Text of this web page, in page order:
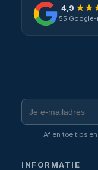
4,9
55
Af en toe tips
INFORMATIE